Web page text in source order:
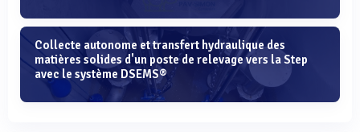
Collecte autonome et transfert hydraulique des
matières solides d'un poste de relevage vers la Step
avec le système DSEMS®